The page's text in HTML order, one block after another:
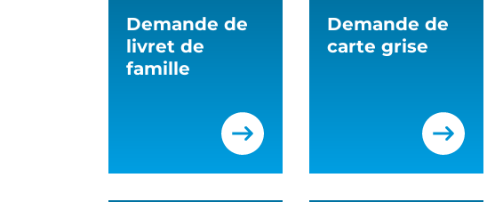
Demande de
livret de
famille
Demande de
carte grise